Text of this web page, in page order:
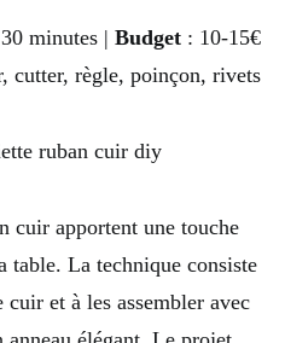
minutes | Budget: 10-15€
cutter, règle, poinçon, rivets
cuir apportent une touche
table. La technique consiste
cuir et à les assembler avec